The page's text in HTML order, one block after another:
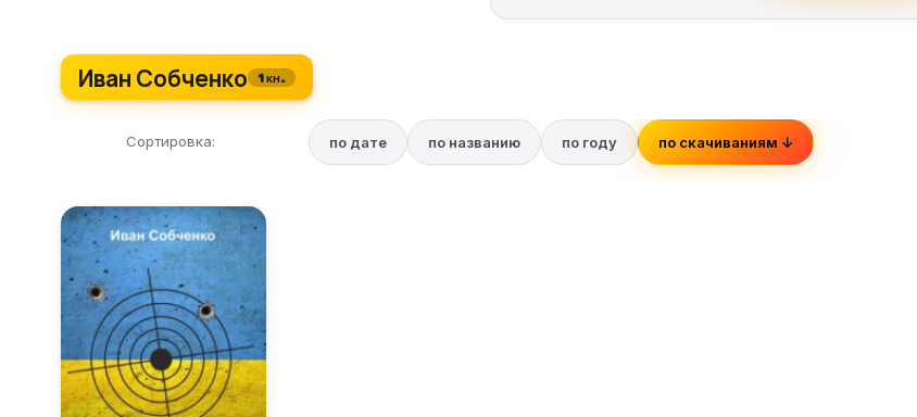
Иван Собченко 1 кн.
Сортировка: по дате по названию по году по скачиваниям ↓